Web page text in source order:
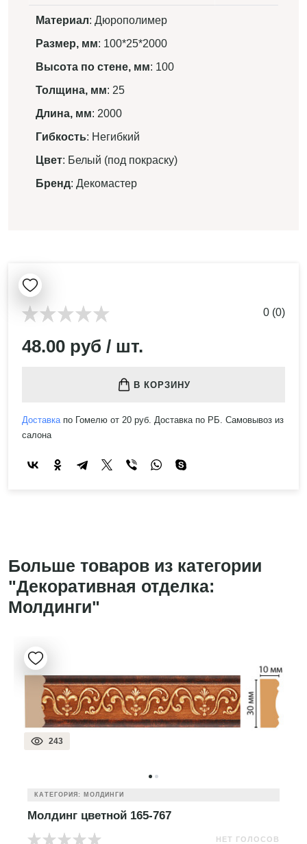
Материал: Дюрополимер
Размер, мм: 100*25*2000
Высота по стене, мм: 100
Толщина, мм: 25
Длина, мм: 2000
Гибкость: Негибкий
Цвет: Белый (под покраску)
Бренд: Декомастер
0 (0)
48.00 руб / шт.
В КОРЗИНУ
Доставкапо Гомелю от 20 руб. Доставка по РБ. Самовывоз из
салона
Больше товаров из категории
"Декоративная отделка:
Молдинги"
243
КАТЕГОРИЯ: МОЛДИНГИ
Молдинг цветной 165-767
НЕТ ГОЛОСОВ